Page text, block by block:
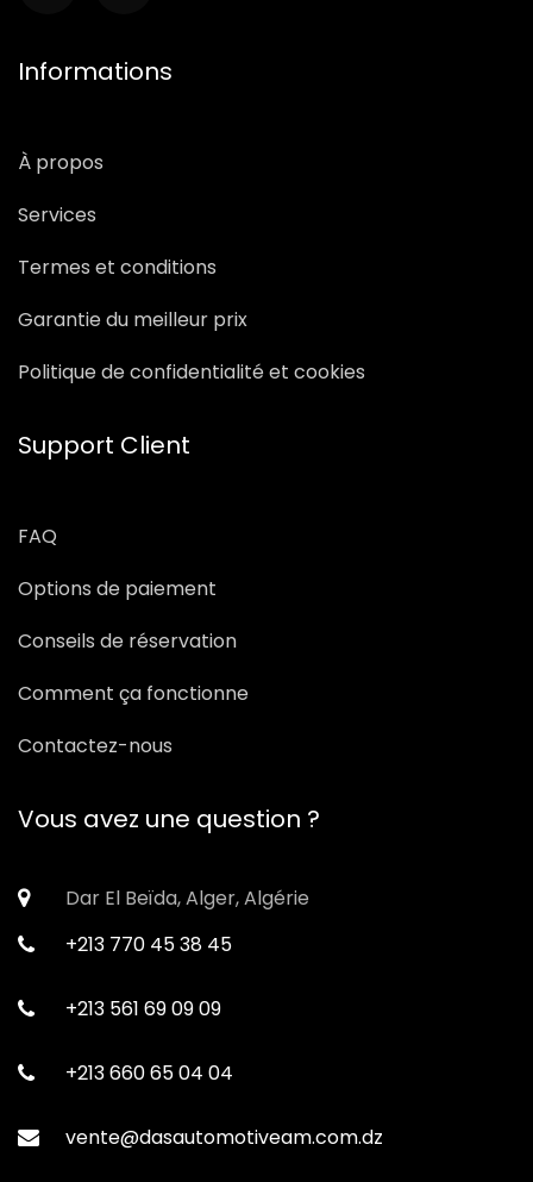
Informations
À propos
Services
Termes et conditions
Garantie du meilleur prix
Politique de confidentialité et cookies
Support Client
FAQ
Options de paiement
Conseils de réservation
Comment ça fonctionne
Contactez-nous
Vous avez une question ?
Dar El Beïda, Alger, Algérie
+213 770 45 38 45
+213 561 69 09 09
+213 660 65 04 04
vente@dasautomotiveam.com.dz